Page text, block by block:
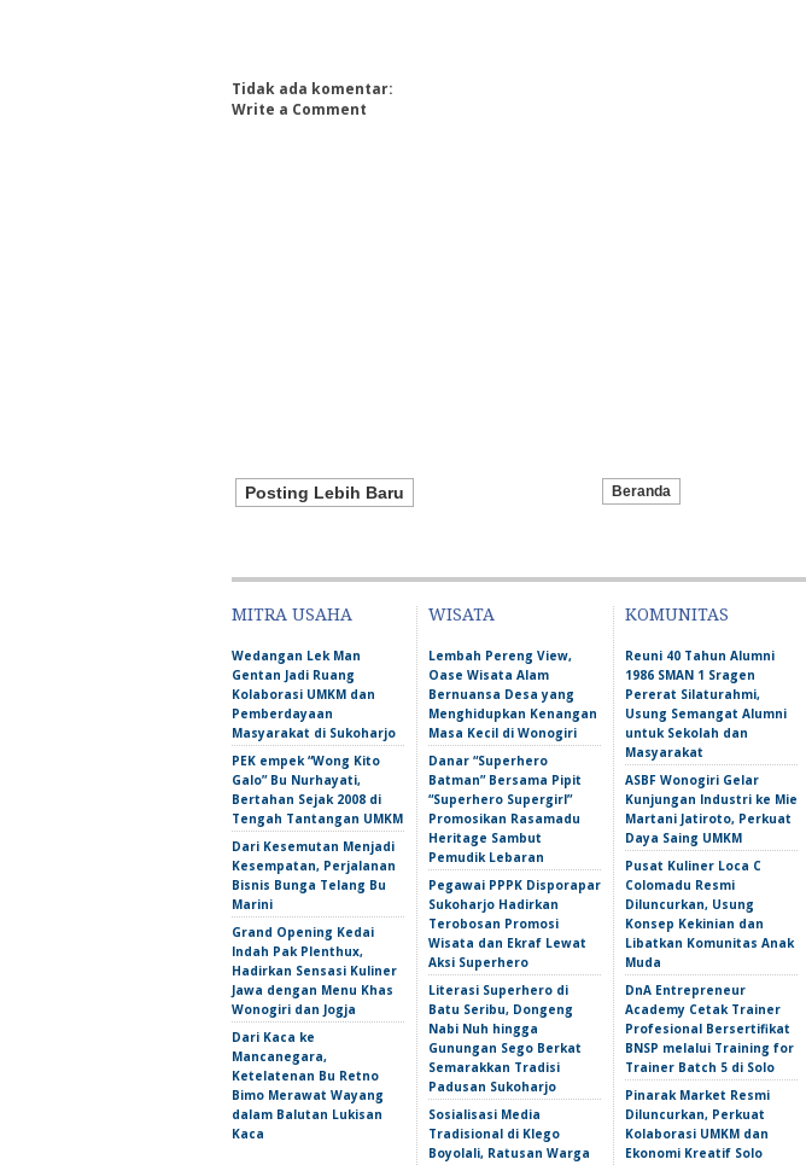
Tidak ada komentar:
Write a Comment
Posting Lebih Baru Beranda
MITRA USAHA
Wedangan Lek Man
Gentan Jadi Ruang
Kolaborasi UMKM dan
Pemberdayaan
Masyarakat di Sukoharjo
PEK empek “Wong Kito
Galo” Bu Nurhayati,
Bertahan Sejak 2008 di
Tengah Tantangan UMKM
Dari Kesemutan Menjadi
Kesempatan, Perjalanan
Bisnis Bunga Telang Bu
Marini
Grand Opening Kedai
Indah Pak Plenthux,
Hadirkan Sensasi Kuliner
Jawa dengan Menu Khas
Wonogiri dan Jogja
Dari Kaca ke
Mancanegara,
Ketelatenan Bu Retno
Bimo Merawat Wayang
dalam Balutan Lukisan
Kaca
WISATA
Lembah Pereng View,
Oase Wisata Alam
Bernuansa Desa yang
Menghidupkan Kenangan
Masa Kecil di Wonogiri
Danar “Superhero
Batman” Bersama Pipit
“Superhero Supergirl”
Promosikan Rasamadu
Heritage Sambut
Pemudik Lebaran
Pegawai PPPK Disporapar
Sukoharjo Hadirkan
Terobosan Promosi
Wisata dan Ekraf Lewat
Aksi Superhero
Literasi Superhero di
Batu Seribu, Dongeng
Nabi Nuh hingga
Gunungan Sego Berkat
Semarakkan Tradisi
Padusan Sukoharjo
Sosialisasi Media
Tradisional di Klego
Boyolali, Ratusan Warga
KOMUNITAS
Reuni 40 Tahun Alumni
1986 SMAN 1 Sragen
Pererat Silaturahmi,
Usung Semangat Alumni
untuk Sekolah dan
Masyarakat
ASBF Wonogiri Gelar
Kunjungan Industri ke Mie
Martani Jatiroto, Perkuat
Daya Saing UMKM
Pusat Kuliner Loca C
Colomadu Resmi
Diluncurkan, Usung
Konsep Kekinian dan
Libatkan Komunitas Anak
Muda
DnA Entrepreneur
Academy Cetak Trainer
Profesional Bersertifikat
BNSP melalui Training for
Trainer Batch 5 di Solo
Pinarak Market Resmi
Diluncurkan, Perkuat
Kolaborasi UMKM dan
Ekonomi Kreatif Solo